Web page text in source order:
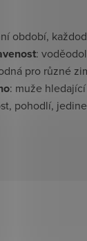
období,
:
pro různé
: muže
pohodlí,